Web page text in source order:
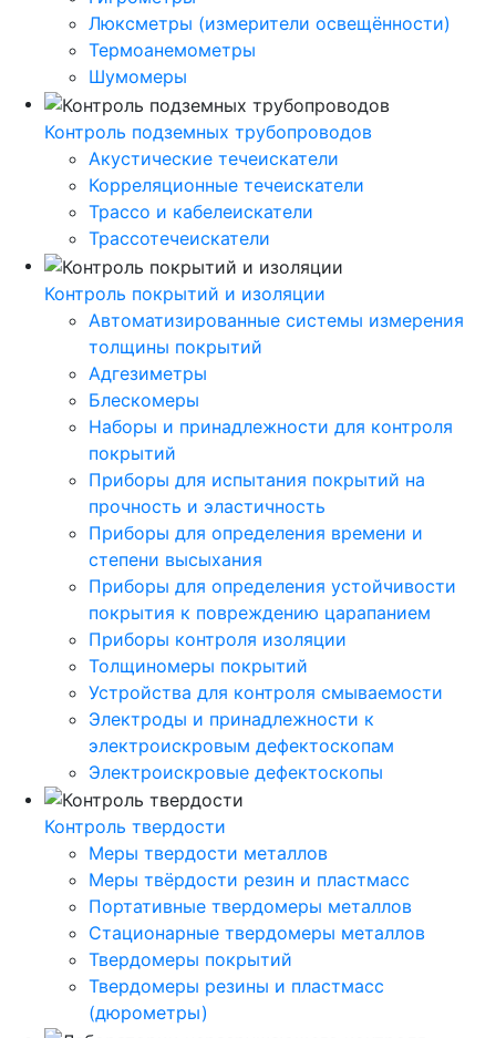
Люксметры (измерители освещённости)
Термоанемометры
Шумомеры
Контроль подземных трубопроводов
Акустические течеискатели
Корреляционные течеискатели
Трассо и кабелеискатели
Трассотечеискатели
Контроль покрытий и изоляции
Автоматизированные системы измерения
толщины покрытий
Адгезиметры
Блескомеры
Наборы и принадлежности для контроля
покрытий
Приборы для испытания покрытий на
прочность и эластичность
Приборы для определения времени и
степени высыхания
Приборы для определения устойчивости
покрытия к повреждению царапанием
Приборы контроля изоляции
Толщиномеры покрытий
Устройства для контроля смываемости
Электроды и принадлежности к
электроискровым дефектоскопам
Электроискровые дефектоскопы
Контроль твердости
Меры твердости металлов
Меры твёрдости резин и пластмасс
Портативные твердомеры металлов
Стационарные твердомеры металлов
Твердомеры покрытий
Твердомеры резины и пластмасс
(дюрометры)